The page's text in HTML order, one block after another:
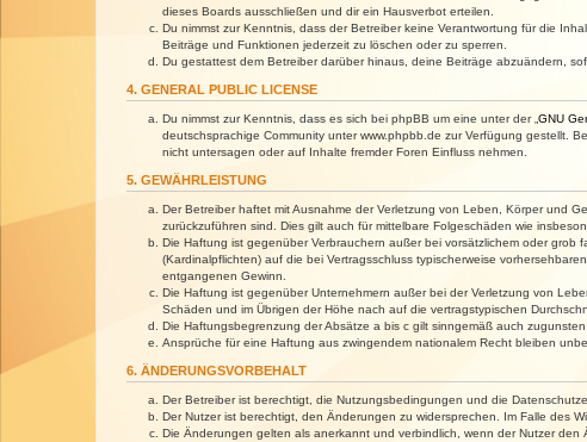
dieses Boards ausschließen und dir ein Hausverbot erteilen.
Du nimmst zur Kenntnis, dass der Betreiber keine Verantwortung für die
Beiträge und Funktionen jederzeit zu löschen oder zu sperren.
Du gestattest dem Betreiber darüber hinaus, deine Beiträge abzuändern,
4. GENERAL PUBLIC LICENSE
Du nimmst zur Kenntnis, dass es sich bei phpBB um eine unter der „ GNU
deutschsprachige Community unter www.phpbb.de zur Verfügung gestellt.
nicht untersagen oder auf Inhalte fremder Foren Einfluss nehmen.
5. GEWÄHRLEISTUNG
Der Betreiber haftet mit Ausnahme der Verletzung von Leben, Körper und
zurückzuführen sind. Dies gilt auch für mittelbare Folgeschäden wie
Die Haftung ist gegenüber Verbrauchern außer bei vorsätzlichem oder
(Kardinalpflichten) auf die bei Vertragsschluss typischerweise
entgangenen Gewinn.
Die Haftung ist gegenüber Unternehmern außer bei der Verletzung von
Schäden und im Übrigen der Höhe nach auf die vertragstypischen
Die Haftungsbegrenzung der Absätze a bis c gilt sinngemäß auch
Ansprüche für eine Haftung aus zwingendem nationalem Recht bleiben
6. ÄNDERUNGSVORBEHALT
Der Betreiber ist berechtigt, die Nutzungsbedingungen und die
Der Nutzer ist berechtigt, den Änderungen zu widersprechen. Im Falle des
Die Änderungen gelten als anerkannt und verbindlich, wenn der Nutzer den